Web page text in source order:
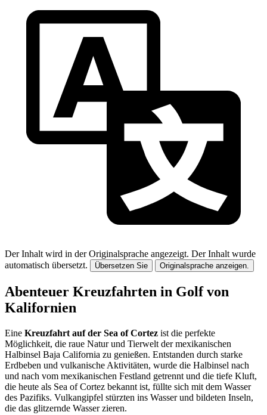
Der Inhalt wird in der Originalsprache angezeigt. Der Inhalt wurde
automatisch übersetzt.
Übersetzen Sie Originalsprache anzeigen.
Abenteuer Kreuzfahrten in Golf von
Kalifornien
Eine Kreuzfahrt auf der Sea of Cortez ist die perfekte
Möglichkeit, die raue Natur und Tierwelt der mexikanischen
Halbinsel Baja California zu genießen. Entstanden durch starke
Erdbeben und vulkanische Aktivitäten, wurde die Halbinsel nach
und nach vom mexikanischen Festland getrennt und die tiefe Kluft,
die heute als Sea of Cortez bekannt ist, füllte sich mit dem Wasser
des Pazifiks. Vulkangipfel stürzten ins Wasser und bildeten Inseln,
die das glitzernde Wasser zieren.